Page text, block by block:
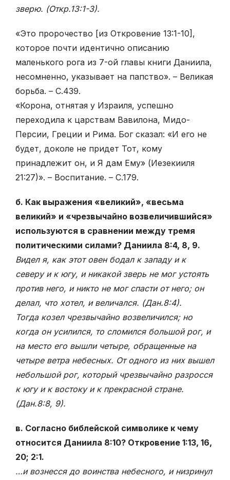
зверю. (Откр.13:1-3).
«Это пророчество [из Откровение 13:1-10],
которое почти идентично описанию
маленького рога из 7-ой главы книги Даниила,
несомненно, указывает на папство». – Великая
борьба. – С.439.
«Корона, отнятая у Израиля, успешно
переходила к царствам Вавилона, Мидо-
Персии, Греции и Рима. Бог сказал: «И его не
будет, доколе не придет Тот, кому
принадлежит он, и Я дам Ему» (Иезекииля
21:27)». – Воспитание. – С.179.
б. Как выражения «великий», «весьма
великий» и «чрезвычайно возвеличившийся»
используются в сравнении между тремя
политическими силами? Даниила 8:4, 8, 9.
Видел я, как этот овен бодал к западу и к
северу и к югу, и никакой зверь не мог устоять
против него, и никто не мог спасти от него; он
делал, что хотел, и величался. (Дан.8:4).
Тогда козел чрезвычайно возвеличился; но
когда он усилился, то сломился большой рог, и
на место его вышли четыре, обращенные на
четыре ветра небесных. От одного из них вышел
небольшой рог, который чрезвычайно разросся
к югу и к востоку и к прекрасной стране.
(Дан.8:8, 9).
в. Согласно библейской символике к чему
относится Даниила 8:10? Откровение 1:13, 16,
20; 2:1.
…и вознесся до воинства небесного, и низринул